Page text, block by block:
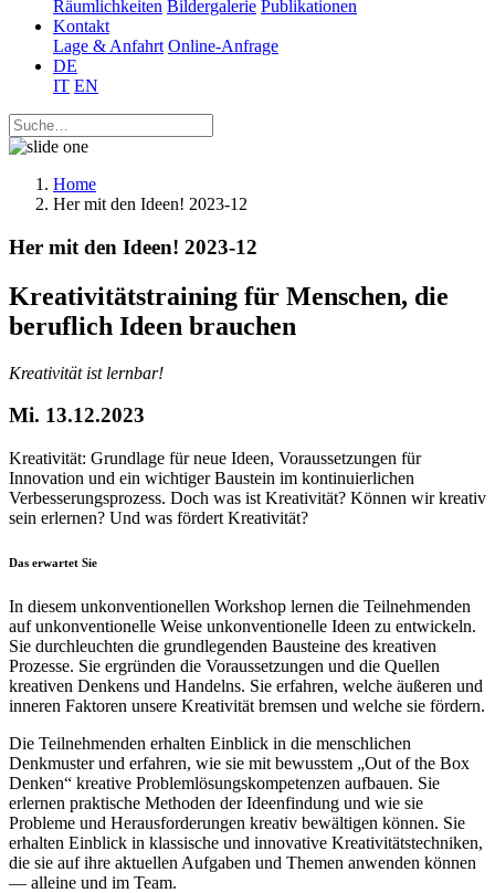
Räumlichkeiten Bildergalerie Publikationen
Kontakt
Lage & Anfahrt Online-Anfrage
DE
IT EN
Home
Her mit den Ideen! 2023-12
Her mit den Ideen! 2023-12
Kreativitätstraining für Menschen, die
beruflich Ideen brauchen
Kreativität ist lernbar!
Mi. 13.12.2023
Kreativität: Grundlage für neue Ideen, Voraussetzungen für
Innovation und ein wichtiger Baustein im kontinuierlichen
Verbesserungsprozess. Doch was ist Kreativität? Können wir kreativ
sein erlernen? Und was fördert Kreativität?
Das erwartet Sie
In diesem unkonventionellen Workshop lernen die Teilnehmenden
auf unkonventionelle Weise unkonventionelle Ideen zu entwickeln.
Sie durchleuchten die grundlegenden Bausteine des kreativen
Prozesse. Sie ergründen die Voraussetzungen und die Quellen
kreativen Denkens und Handelns. Sie erfahren, welche äußeren und
inneren Faktoren unsere Kreativität bremsen und welche sie fördern.
Die Teilnehmenden erhalten Einblick in die menschlichen
Denkmuster und erfahren, wie sie mit bewusstem „Out of the Box
Denken“ kreative Problemlösungskompetenzen aufbauen. Sie
erlernen praktische Methoden der Ideenfindung und wie sie
Probleme und Herausforderungen kreativ bewältigen können. Sie
erhalten Einblick in klassische und innovative Kreativitätstechniken,
die sie auf ihre aktuellen Aufgaben und Themen anwenden können
— alleine und im Team.